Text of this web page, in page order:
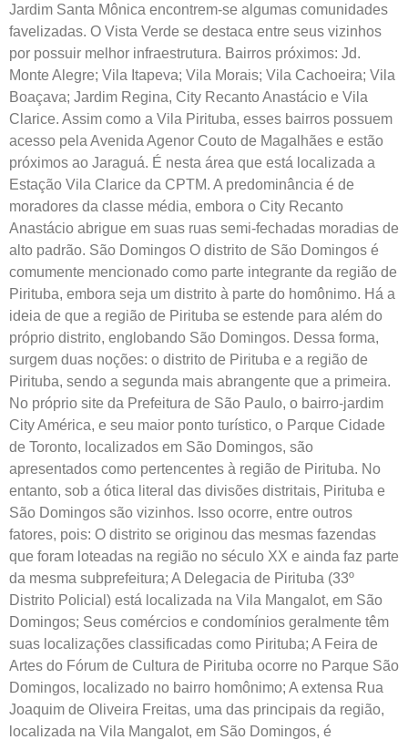
Jardim Santa Mônica encontrem-se algumas comunidades
favelizadas. O Vista Verde se destaca entre seus vizinhos
por possuir melhor infraestrutura. Bairros próximos: Jd.
Monte Alegre; Vila Itapeva; Vila Morais; Vila Cachoeira; Vila
Boaçava; Jardim Regina, City Recanto Anastácio e Vila
Clarice. Assim como a Vila Pirituba, esses bairros possuem
acesso pela Avenida Agenor Couto de Magalhães e estão
próximos ao Jaraguá. É nesta área que está localizada a
Estação Vila Clarice da CPTM. A predominância é de
moradores da classe média, embora o City Recanto
Anastácio abrigue em suas ruas semi-fechadas moradias de
alto padrão. São Domingos O distrito de São Domingos é
comumente mencionado como parte integrante da região de
Pirituba, embora seja um distrito à parte do homônimo. Há a
ideia de que a região de Pirituba se estende para além do
próprio distrito, englobando São Domingos. Dessa forma,
surgem duas noções: o distrito de Pirituba e a região de
Pirituba, sendo a segunda mais abrangente que a primeira.
No próprio site da Prefeitura de São Paulo, o bairro-jardim
City América, e seu maior ponto turístico, o Parque Cidade
de Toronto, localizados em São Domingos, são
apresentados como pertencentes à região de Pirituba. No
entanto, sob a ótica literal das divisões distritais, Pirituba e
São Domingos são vizinhos. Isso ocorre, entre outros
fatores, pois: O distrito se originou das mesmas fazendas
que foram loteadas na região no século XX e ainda faz parte
da mesma subprefeitura; A Delegacia de Pirituba (33º
Distrito Policial) está localizada na Vila Mangalot, em São
Domingos; Seus comércios e condomínios geralmente têm
suas localizações classificadas como Pirituba; A Feira de
Artes do Fórum de Cultura de Pirituba ocorre no Parque São
Domingos, localizado no bairro homônimo; A extensa Rua
Joaquim de Oliveira Freitas, uma das principais da região,
localizada na Vila Mangalot, em São Domingos, é